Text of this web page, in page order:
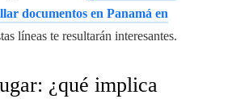
documentos en Panamá en
líneas te resultarán interesantes.
¿qué implica